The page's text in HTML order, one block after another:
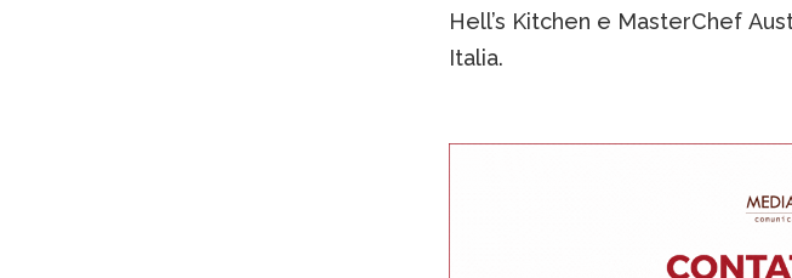
Hell’s Kitchen e MasterChef
Italia.